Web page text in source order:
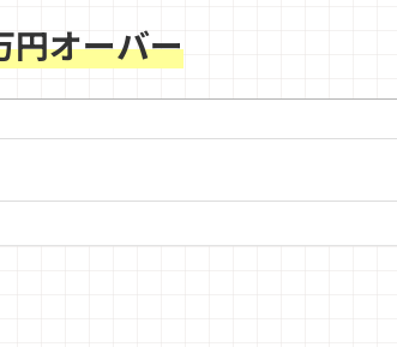
円オーバー